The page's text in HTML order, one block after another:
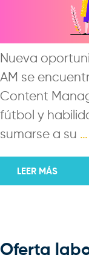
Nueva
AM se
Content
fútbol y
sumarse a su …
LEER MÁS
Oferta